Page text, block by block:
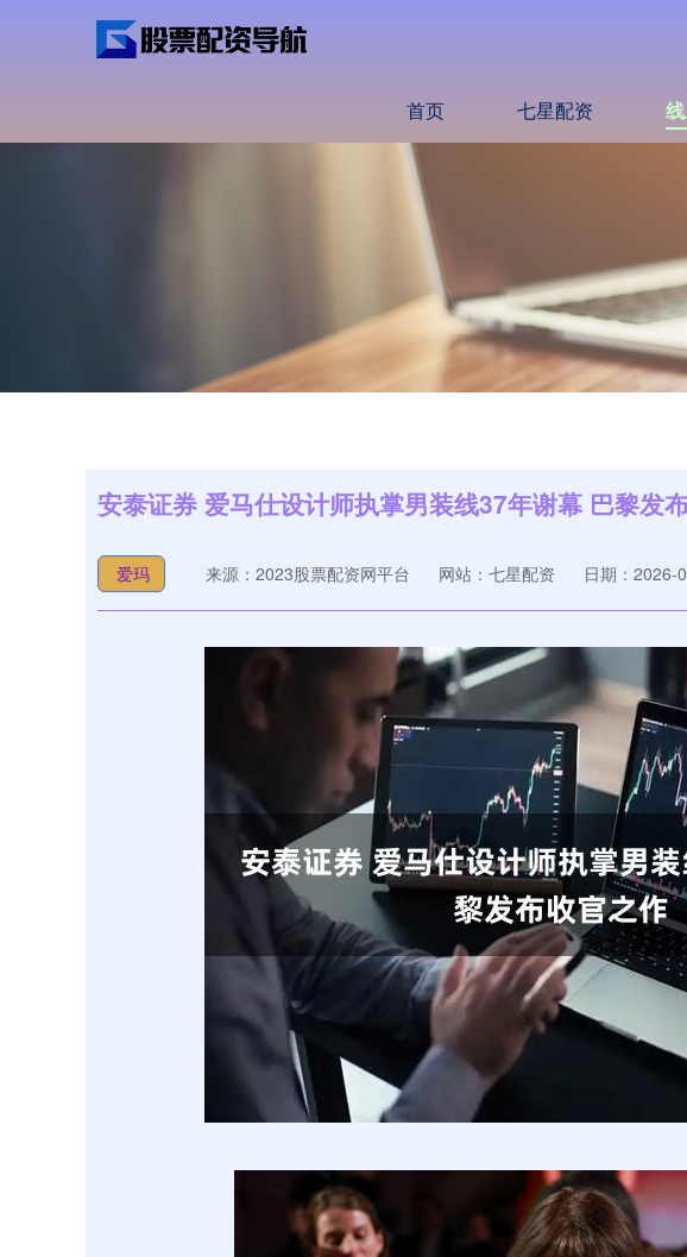
首页 七星配资
安泰证券 爱马仕设计师执掌男装线37年谢幕 巴黎发
爱玛 来源：2023股票配资网平台 网站：七星配资 日期：2026-
上证指数 3907.47 7.12 0.18% 深